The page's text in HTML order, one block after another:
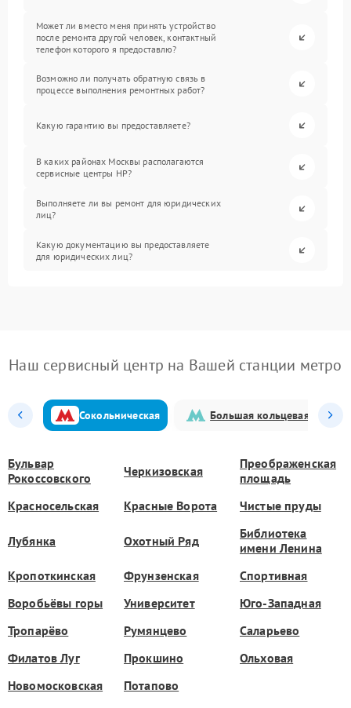
Может ли вместо меня принять устройство
после ремонта другой человек, контактный
телефон которого я предоставлю?
Возможно ли получать обратную связь в
процессе выполнения ремонтных работ?
Какую гарантию вы предоставляете?
В каких районах Москвы располагаются
сервисные центры HP?
Выполняете ли вы ремонт для юридических
лиц?
Какую документацию вы предоставляете
для юридических лиц?
Наш сервисный центр на Вашей станции метро
Сокольническая Большая кольцевая
Бульвар
Рокоссовского
Черкизовская
Преображенская
площадь
Красносельская
Красные Ворота Чистые пруды
Лубянка Охотный Ряд
Библиотека
имени Ленина
Кропоткинская
Фрунзенская
Спортивная
Воробьёвы горы
Университет
Юго-Западная
Тропарёво
Румянцево
Саларьево
Филатов Луг
Прокшино
Ольховая
Новомосковская
Потапово